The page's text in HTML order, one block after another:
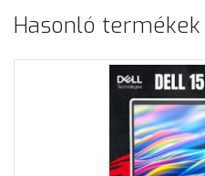
Hasonló termékek